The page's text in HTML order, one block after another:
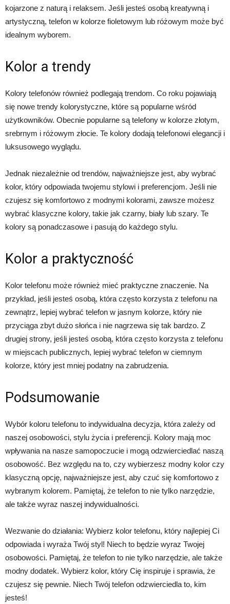
kojarzone z naturą i relaksem. Jeśli jesteś osobą kreatywną i
artystyczną, telefon w kolorze fioletowym lub różowym może być
idealnym wyborem.
Kolor a trendy
Kolory telefonów również podlegają trendom. Co roku pojawiają
się nowe trendy kolorystyczne, które są popularne wśród
użytkowników. Obecnie popularne są telefony w kolorze złotym,
srebrnym i różowym złocie. Te kolory dodają telefonowi elegancji i
luksusowego wyglądu.
Jednak niezależnie od trendów, najważniejsze jest, aby wybrać
kolor, który odpowiada twojemu stylowi i preferencjom. Jeśli nie
czujesz się komfortowo z modnymi kolorami, zawsze możesz
wybrać klasyczne kolory, takie jak czarny, biały lub szary. Te
kolory są ponadczasowe i pasują do każdego stylu.
Kolor a praktyczność
Kolor telefonu może również mieć praktyczne znaczenie. Na
przykład, jeśli jesteś osobą, która często korzysta z telefonu na
zewnątrz, lepiej wybrać telefon w jasnym kolorze, który nie
przyciąga zbyt dużo słońca i nie nagrzewa się tak bardzo. Z
drugiej strony, jeśli jesteś osobą, która często korzysta z telefonu
w miejscach publicznych, lepiej wybrać telefon w ciemnym
kolorze, który jest mniej podatny na zabrudzenia.
Podsumowanie
Wybór koloru telefonu to indywidualna decyzja, która zależy od
naszej osobowości, stylu życia i preferencji. Kolory mają moc
wpływania na nasze samopoczucie i mogą odzwierciedlać naszą
osobowość. Bez względu na to, czy wybierzesz modny kolor czy
klasyczną opcję, najważniejsze jest, aby czuć się komfortowo z
wybranym kolorem. Pamiętaj, że telefon to nie tylko narzędzie,
ale także wyraz naszej indywidualności.
Wezwanie do działania: Wybierz kolor telefonu, który najlepiej Ci
odpowiada i wyraża Twój styl! Niech to będzie wyraz Twojej
osobowości. Pamiętaj, że telefon to nie tylko narzędzie, ale także
modny dodatek. Wybierz kolor, który Cię inspiruje i sprawia, że
czujesz się pewnie. Niech Twój telefon odzwierciedla to, kim
jesteś!